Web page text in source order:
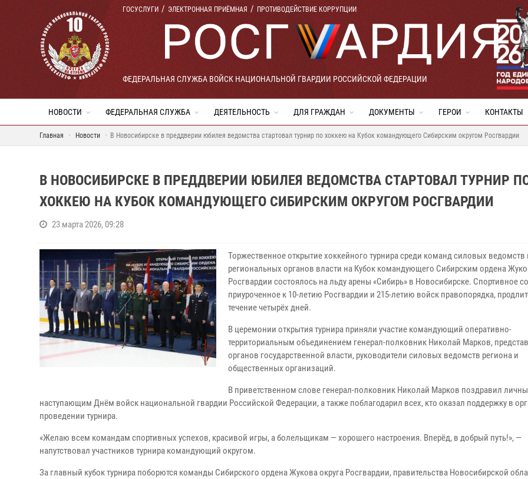
ГОСУСЛУГИ ЭЛЕКТРОННАЯ ПРИЁМНАЯ ПРОТИВОДЕЙСТВИЕ КОРРУПЦИИ
ФЕДЕРАЛЬНАЯ СЛУЖБА ВОЙСК НАЦИОНАЛЬНОЙ ГВАРДИИ РОССИЙСКОЙ ФЕДЕРАЦИИ
НОВОСТИ ФЕДЕРАЛЬНАЯ СЛУЖБА ДЕЯТЕЛЬНОСТЬ ДЛЯ ГРАЖДАН ДОКУМЕНТЫ ГЕРОИ КОНТАКТЫ
Главная Новости В Новосибирске в преддверии юбилея ведомства стартовал турнир по хоккею на Кубок командующего Сибирским округом Росгвардии
В НОВОСИБИРСКЕ В ПРЕДДВЕРИИ ЮБИЛЕЯ ВЕДОМСТВА СТАРТОВАЛ ТУРНИР
ХОККЕЮ НА КУБОК КОМАНДУЮЩЕГО СИБИРСКИМ ОКРУГОМ РОСГВАРДИИ
23 марта 2026, 09:28
Торжественное открытие хоккейного турнира среди команд силовых ведомств
региональных органов власти на Кубок командующего Сибирским ордена
Росгвардии состоялось на льду арены «Сибирь» в Новосибирске. Спортивное
приуроченное к 10-летию Росгвардии и 215-летию войск правопорядка,
течение четырёх дней.
В церемонии открытия турнира приняли участие командующий оперативно-
территориальным объединением генерал-полковник Николай Марков,
органов государственной власти, руководители силовых ведомств региона и
общественных организаций.
В приветственном слове генерал-полковник Николай Марков поздравил
наступающим Днём войск национальной гвардии Российской Федерации, а также поблагодарил всех, кто оказал поддержку в
проведении турнира.
«Желаю всем командам спортивных успехов, красивой игры, а болельщикам — хорошего настроения. Вперёд, в добрый путь!», —
напутствовал участников турнира командующий округом.
За главный кубок турнира поборются команды Сибирского ордена Жукова округа Росгвардии, правительства Новосибирской